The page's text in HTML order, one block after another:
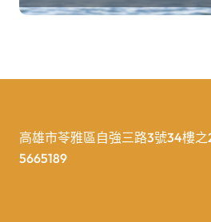
高雄市苓雅區自強三路3號34樓
5665189